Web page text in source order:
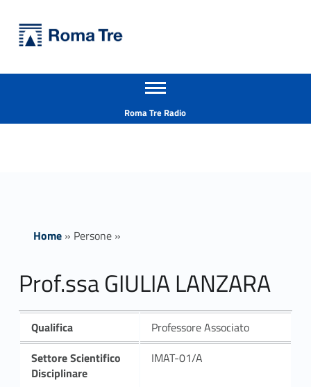
Prof.ssa GIULIA LANZARA ricerca - Università Roma Tre
Apri il menu secondario
Roma Tre Radio
Home» Persone»
Prof.ssa GIULIA LANZARA
Qualifica
Professore Associato
Settore Scientifico
Disciplinare
IMAT-01/A